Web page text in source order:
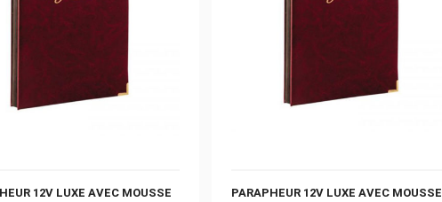
12V LUXE AVEC MOUSSE
PARAPHEUR 12V LUXE AVEC MOUSSE